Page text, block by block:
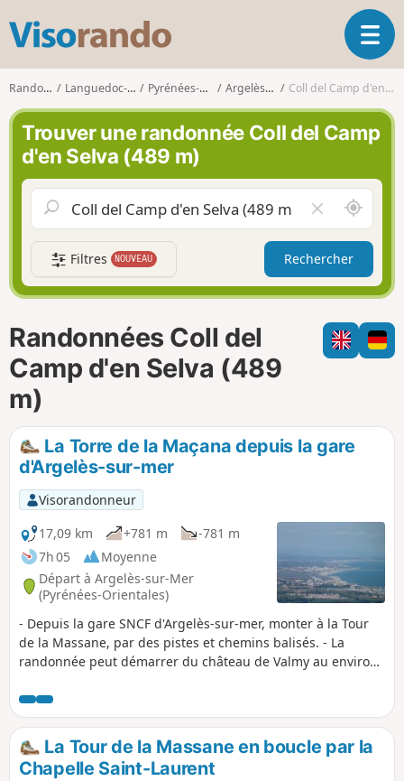
s
o
r
n
d
o
O
u
v
r
a
n
v
g
a
i
o
Randonnées Languedoc-Roussillon Pyrénées-Orientales Argelès-sur-Mer Coll del Camp d'en Selva (489 m)
Trouver une randonnée Coll del Camp
d'en Selva (489 m)
i
d
e
r
l
e
h
A
u
t
u
r
d
e
m
Filtres NOUVEAU Rechercher
Randonnées Coll del
Camp d'en Selva (489
m)
La Torre de la Maçana depuis la gare
d'Argelès-sur-mer
Visorandonneur
17,09 km
+781 m
-781 m
7h 05
Moyenne
Départ à Argelès-sur-Mer
(Pyrénées-Orientales)
- Depuis la gare SNCF d'Argelès-sur-mer, monter à la Tour
de la Massane, par des pistes et chemins balisés. - La
randonnée peut démarrer du château de Valmy au environ
le chapitre infos pratiques concernant les variantes. La
randonnée pourrait être classée difficile à cause de certains
tronçons de chemins très ravinés et du besoin de savoir
s’orienter.
La Tour de la Massane en boucle par la
Chapelle Saint-Laurent